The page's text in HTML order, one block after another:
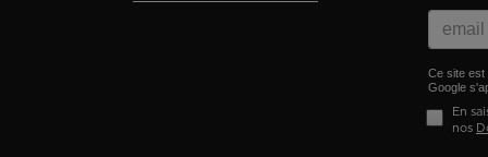
Ce site est
Google
En
nos